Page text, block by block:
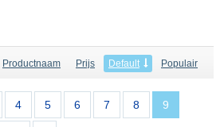
Productnaam Prijs Default Populair
4 5 6 7 8 9